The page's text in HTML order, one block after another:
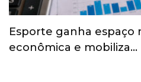
Esporte ganha espaço
econômica e mobiliza…